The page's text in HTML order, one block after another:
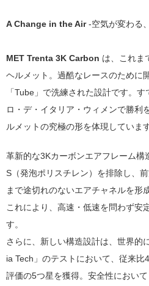
A Change in the Air-空気が変わる
MET Trenta 3K Carbon は、これま
ヘルメット。過酷なレースのために
「Tube」で洗練された設計です。
ロ・デ・イタリア・ウィメンで勝利
ルメットの究極の形を体現しています
革新的な3Kカーボンエアフレーム構
S（発泡ポリスチレン）を排除し、
まで途切れのないエアチャネルを形成
これにより、高速・低速を問わず安
す。
さらに、新しい構造設計は、世界的
ia Tech」のテストにおいて、従来
評価の5つ星を獲得。安全性におい